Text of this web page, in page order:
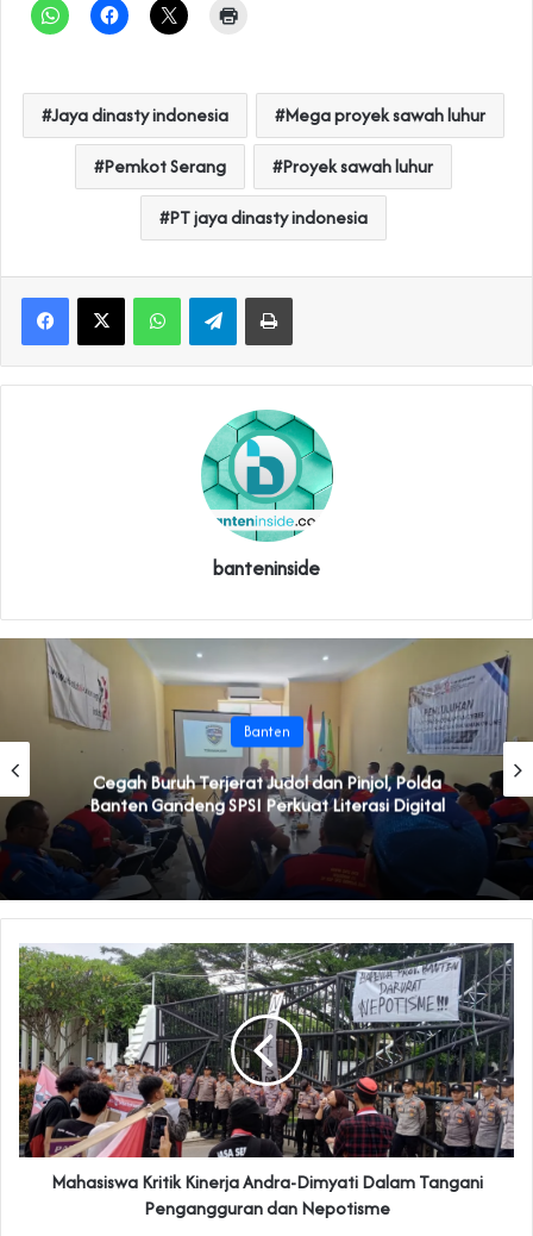
Jaya dinasty indonesia Mega proyek sawah luhur
Pemkot Serang Proyek sawah luhur
PT jaya dinasty indonesia
WhatsAppTelegramPrint
banteninside
Banten
Cegah Buruh Terjerat Judol dan Pinjol, Polda
Banten Gandeng SPSI Perkuat Literasi Digital
Mahasiswa Kritik Kinerja Andra-Dimyati Dalam Tangani
Pengangguran dan Nepotisme